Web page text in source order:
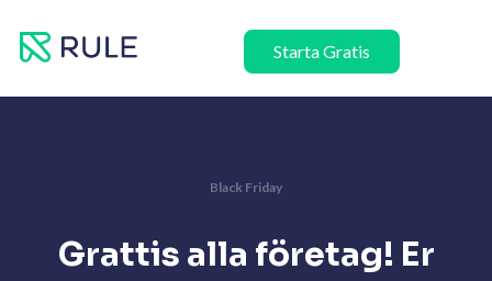
Starta Gratis
Black Friday
Grattis alla företag! Er